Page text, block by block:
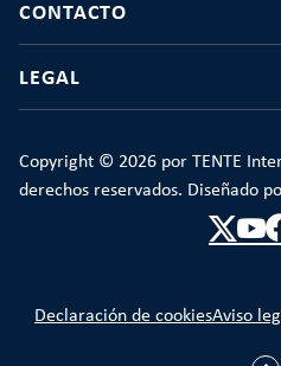
CONTACTO
LEGAL
Copyright © 2026 por TENTE
derechos reservados. Diseñado
Declaración de cookiesAviso